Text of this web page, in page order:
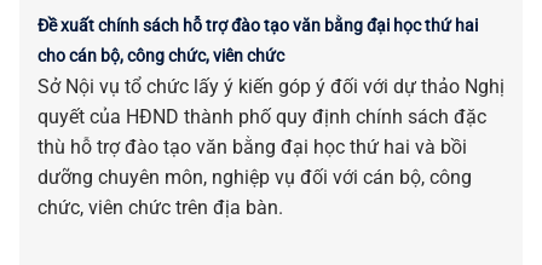
Đề xuất chính sách hỗ trợ đào tạo văn bằng đại học thứ hai
cho cán bộ, công chức, viên chức
Sở Nội vụ tổ chức lấy ý kiến góp ý đối với dự thảo Nghị
quyết của HĐND thành phố quy định chính sách đặc
thù hỗ trợ đào tạo văn bằng đại học thứ hai và bồi
dưỡng chuyên môn, nghiệp vụ đối với cán bộ, công
chức, viên chức trên địa bàn.